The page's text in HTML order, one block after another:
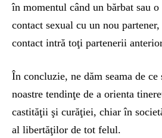
în momentul când un bărbat sau
contact sexual cu un nou
contact intră toţi partenerii
În concluzie, ne dăm seama de
noastre tendinţe de a orienta
castităţii şi curăţiei, chiar în
al libertăţilor de tot felul.